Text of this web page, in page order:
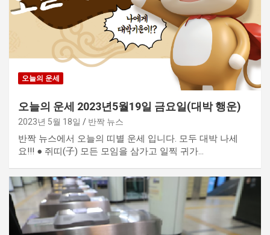
오늘의 운세
오늘의 운세 2023년5월19일 금요일(대박 행운)
2023년 5월 18일 반짝 뉴스
반짝 뉴스에서 오늘의 띠별 운세 입니다. 모두 대박 나세
요!!! ● 쥐띠(子) 모든 모임을 삼가고 일찍 귀가…